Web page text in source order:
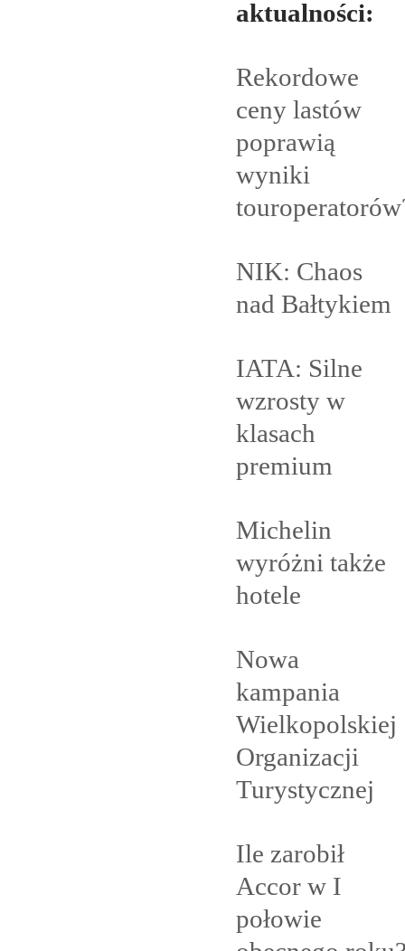
aktualności:
Rekordowe
ceny lastów
poprawią
wyniki
NIK: Chaos
nad Bałtykiem
IATA: Silne
wzrosty w
klasach
premium
Michelin
wyróżni także
hotele
Nowa
kampania
Wielkopolskiej
Organizacji
Turystycznej
Ile zarobił
Accor w I
połowie